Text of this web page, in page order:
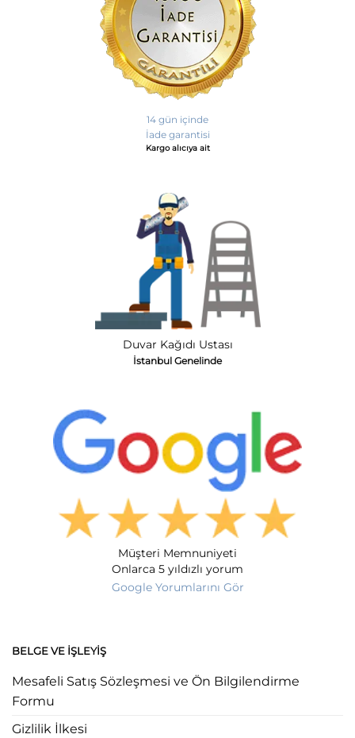
14 gün içinde
İade garantisi
Kargo alıcıya ait
Duvar Kağıdı Ustası
İstanbul Genelinde
Müşteri Memnuniyeti
Onlarca 5 yıldızlı yorum
Google Yorumlarını Gör
BELGE VE İŞLEYIŞ
Mesafeli Satış Sözleşmesi ve Ön Bilgilendirme
Formu
Gizlilik İlkesi